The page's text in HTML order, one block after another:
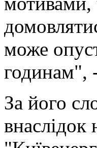
може
годинам",
За його
внаслідок